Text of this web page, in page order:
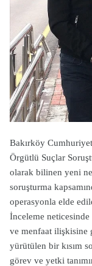
Bakırköy Cumhuriyet
Örgütlü Suçlar
olarak bilinen yeni
soruşturma
operasyonla elde
İnceleme
ve menfaat ilişkisine
yürütülen bir kısım
görev ve yetki